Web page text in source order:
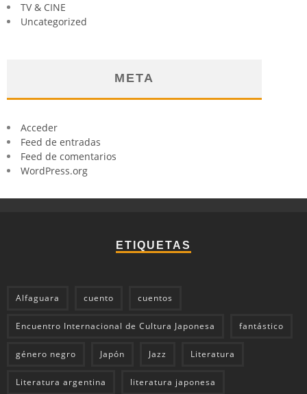
TV & CINE
Uncategorized
META
Acceder
Feed de entradas
Feed de comentarios
WordPress.org
ETIQUETAS
Alfaguara cuento cuentos
Encuentro Internacional de Cultura Japonesa fantástico
género negro Japón Jazz Literatura
Literatura argentina literatura japonesa